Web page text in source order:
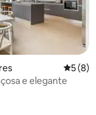
5 de5 (8)
e elegante